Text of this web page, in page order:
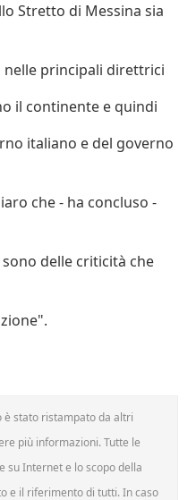
Stretto di Messina sia
principali direttrici
il continente e quindi
italiano e del governo
che - ha concluso -
delle criticità che
è stato ristampato da altri
più informazioni. Tutte le
su Internet e lo scopo della
e il riferimento di tutti. In caso